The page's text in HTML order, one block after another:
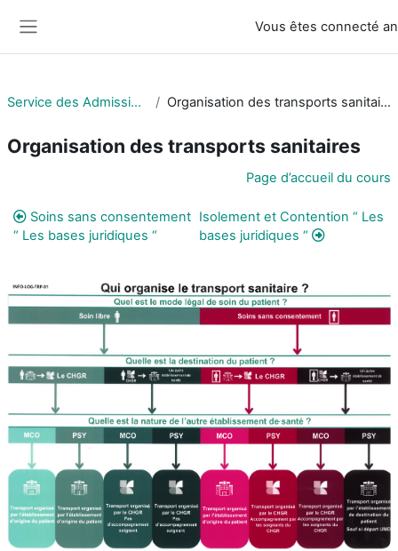
Vous êtes connecté
Service des Admissions Organisation des transports sanitaires
Organisation des transports sanitaires
Page d’accueil du cours
Soins sans consentement
“ Les bases juridiques “
Isolement et Contention “ Les
bases juridiques “